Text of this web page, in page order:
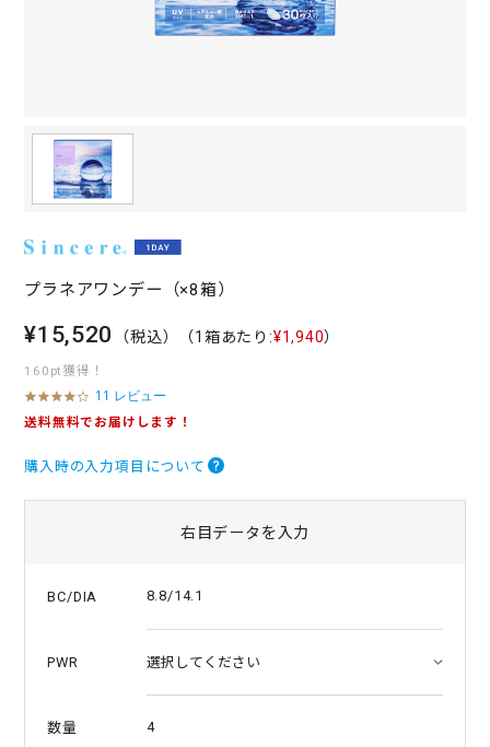
プラネアワンデー（×8箱）
¥15,520 （税込） （1箱あたり:¥1,940）
160pt獲得！
4
.
t
n
11 レビュー
送料無料でお届けします！
購入時の入力項目について
右目データを入力
BC/DIA 8.8/14.1
PWR
数量 4